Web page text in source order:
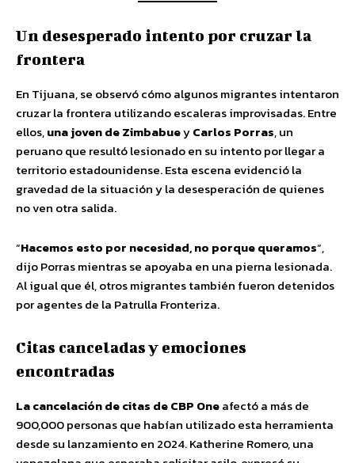
Un desesperado intento por cruzar la
frontera
En Tijuana, se observó cómo algunos migrantes intentaron
cruzar la frontera utilizando escaleras improvisadas. Entre
ellos,una joven de ZimbabueyCarlos Porras, un
peruano que resultó lesionado en su intento por llegar a
territorio estadounidense. Esta escena evidenció la
gravedad de la situación y la desesperación de quienes
no ven otra salida.
“Hacemos esto por necesidad, no porque queramos“,
dijo Porras mientras se apoyaba en una pierna lesionada.
Al igual que él, otros migrantes también fueron detenidos
por agentes de la Patrulla Fronteriza.
Citas canceladas y emociones
encontradas
La cancelación de citas de CBP Oneafectó a más de
900,000 personas que habían utilizado esta herramienta
desde su lanzamiento en 2024. Katherine Romero, una